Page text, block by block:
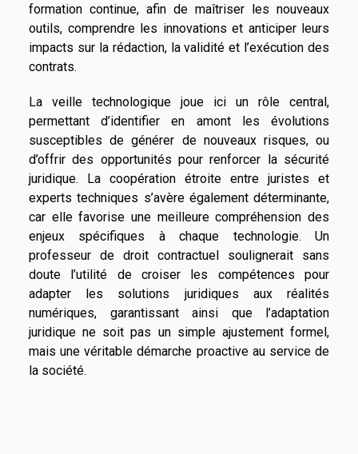
formation continue, afin de maîtriser les nouveaux
outils, comprendre les innovations et anticiper leurs
impacts sur la rédaction, la validité et l’exécution des
contrats.
La veille technologique joue ici un rôle central,
permettant d’identifier en amont les évolutions
susceptibles de générer de nouveaux risques, ou
d’offrir des opportunités pour renforcer la sécurité
juridique. La coopération étroite entre juristes et
experts techniques s’avère également déterminante,
car elle favorise une meilleure compréhension des
enjeux spécifiques à chaque technologie. Un
professeur de droit contractuel soulignerait sans
doute l’utilité de croiser les compétences pour
adapter les solutions juridiques aux réalités
numériques, garantissant ainsi que l’adaptation
juridique ne soit pas un simple ajustement formel,
mais une véritable démarche proactive au service de
la société.